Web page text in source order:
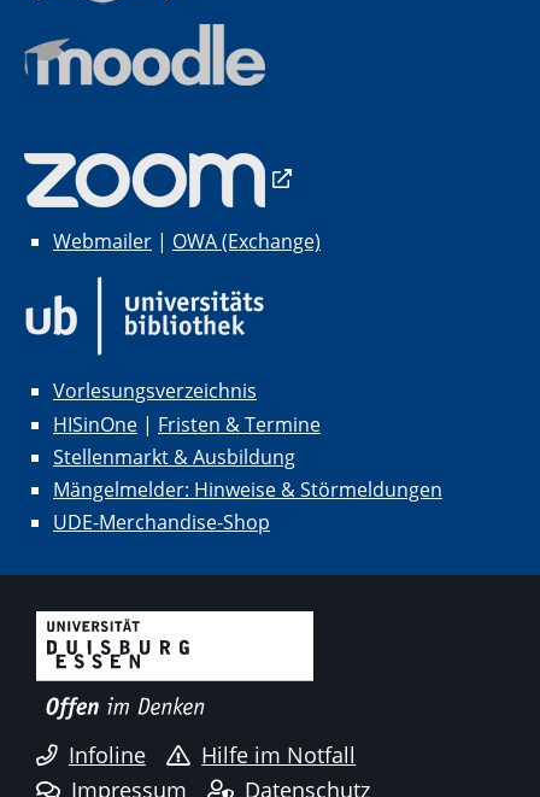
Webmailer | OWA (Exchange)
Vorlesungsverzeichnis
HISinOne | Fristen & Termine
Stellenmarkt & Ausbildung
Mängelmelder: Hinweise & Störmeldungen
UDE-Merchandise-Shop
Infoline
Hilfe im Notfall
Impressum
Datenschutz